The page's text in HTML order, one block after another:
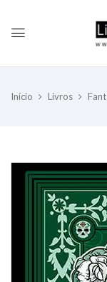
Início Livros